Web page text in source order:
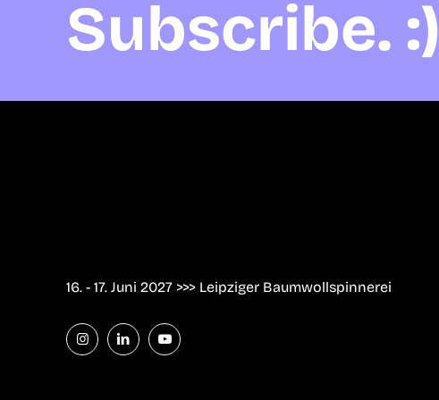
Subscribe. :)
16. - 17. Juni 2027 >>> Leipziger Baumwollspinnerei